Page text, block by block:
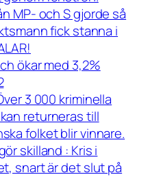
MP- och S gjorde så
fick stanna i
ökar med 3,2%
3 000 kriminella
returneras till
folket blir vinnare.
skilland : Kris i
snart är det slut på